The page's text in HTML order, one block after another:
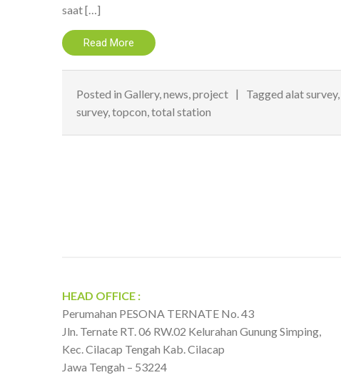
saat […]
Read More
Posted in Gallery,news,project Tagged alat survey,
survey,topcon,total station
HEAD OFFICE :
Perumahan PESONA TERNATE No. 43
Jln. Ternate RT. 06 RW.02 Kelurahan Gunung Simping,
Kec. Cilacap Tengah Kab. Cilacap
Jawa Tengah – 53224